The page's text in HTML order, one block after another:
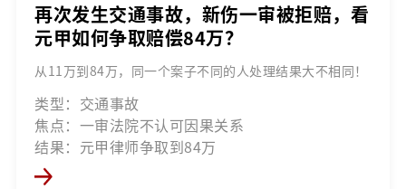
再次发生交通事故，新伤一审被拒赔，看
元甲如何争取赔偿84万？
从11万到84万，同一个案子不同的人处理结果大不相同！
类型：交通事故
焦点：一审法院不认可因果关系
结果：元甲律师争取到84万